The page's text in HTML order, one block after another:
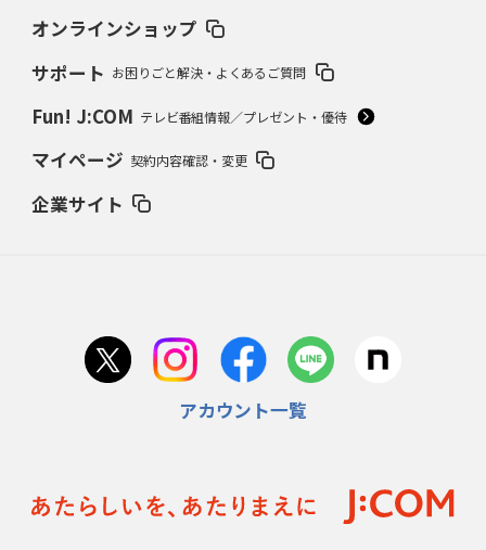
オンラインショップ
サポート お困りごと解決・よくあるご質問
Fun! J:COM テレビ番組情報／プレゼント・優待
マイページ 契約内容確認・変更
企業サイト
アカウント一覧